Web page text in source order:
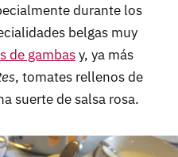
durante los
belgas muy
de gambasy, ya más
, tomates rellenos de
suerte de salsa rosa.